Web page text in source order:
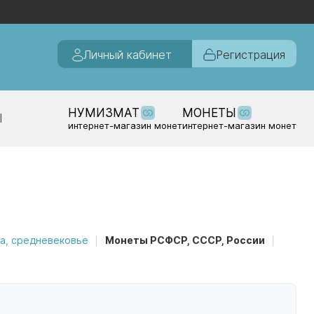
Личный кабинет Регистрация
НУМИЗМАТ
интернет-магазин монет
МОНЕТЫ
интернет-магазин монет
средневековье Монеты РСФСР, СССР, России